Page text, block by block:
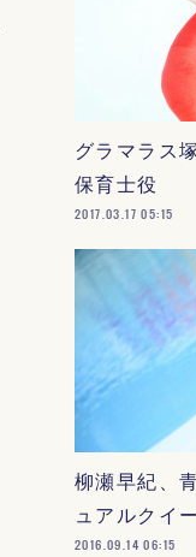
グラマラス
保育士役
2017.03.17 05:15
柳瀬早紀、
ュアルクイ
2016.09.14 06:15